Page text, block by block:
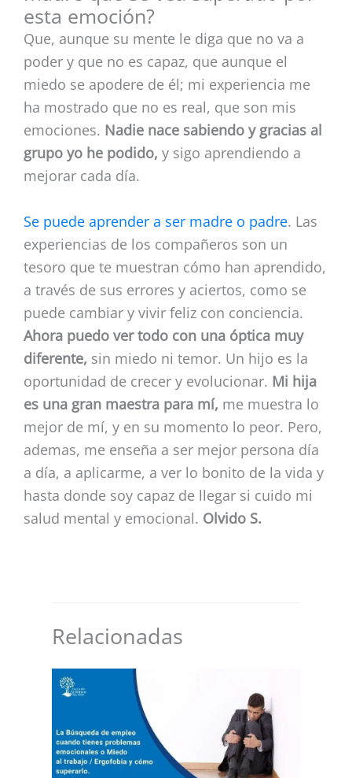
esta emoción?
Que, aunque su mente le diga que no va a
poder y que no es capaz, que aunque el
miedo se apodere de él; mi experiencia me
ha mostrado que no es real, que son mis
emociones. Nadie nace sabiendo y gracias al
grupo yo he podido, y sigo aprendiendo a
mejorar cada día.
Se puede aprender a ser madre o padre. Las
experiencias de los compañeros son un
tesoro que te muestran cómo han aprendido,
a través de sus errores y aciertos, como se
puede cambiar y vivir feliz con conciencia.
Ahora puedo ver todo con una óptica muy
diferente, sin miedo ni temor. Un hijo es la
oportunidad de crecer y evolucionar. Mi hija
es una gran maestra para mí, me muestra lo
mejor de mí, y en su momento lo peor. Pero,
ademas, me enseña a ser mejor persona día
a día, a aplicarme, a ver lo bonito de la vida y
hasta donde soy capaz de llegar si cuido mi
salud mental y emocional. Olvido S.
Relacionadas